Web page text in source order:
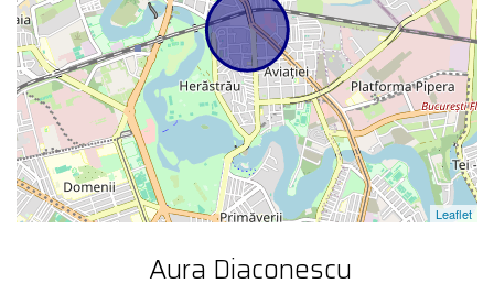
Leaflet
Aura Diaconescu